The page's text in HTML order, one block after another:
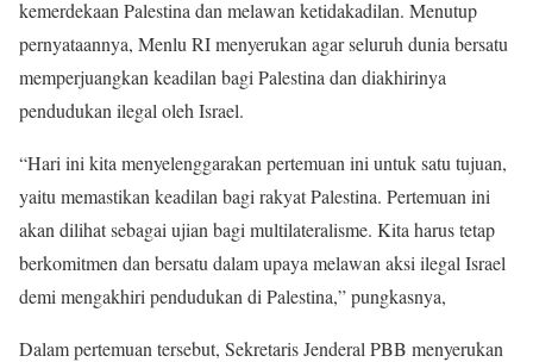
kemerdekaan Palestina dan melawan ketidakadilan. Menutup
pernyataannya, Menlu RI menyerukan agar seluruh dunia bersatu
memperjuangkan keadilan bagi Palestina dan diakhirinya
pendudukan ilegal oleh Israel.
“Hari ini kita menyelenggarakan pertemuan ini untuk satu tujuan,
yaitu memastikan keadilan bagi rakyat Palestina. Pertemuan ini
akan dilihat sebagai ujian bagi multilateralisme. Kita harus tetap
berkomitmen dan bersatu dalam upaya melawan aksi ilegal Israel
demi mengakhiri pendudukan di Palestina,” pungkasnya,
Dalam pertemuan tersebut, Sekretaris Jenderal PBB menyerukan